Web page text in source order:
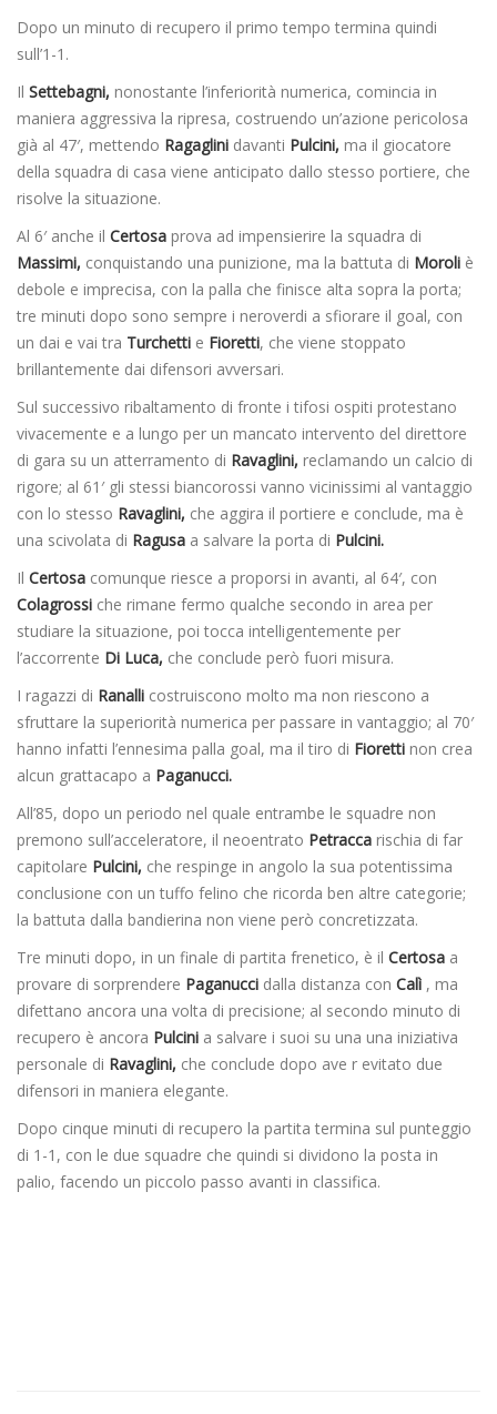
Dopo un minuto di recupero il primo tempo termina quindi
sull’1-1.
Il Settebagni, nonostante l’inferiorità numerica, comincia in
maniera aggressiva la ripresa, costruendo un’azione pericolosa
già al 47′, mettendo Ragaglini davanti Pulcini, ma il giocatore
della squadra di casa viene anticipato dallo stesso portiere, che
risolve la situazione.
Al 6′ anche il Certosa prova ad impensierire la squadra di
Massimi, conquistando una punizione, ma la battuta di Moroli è
debole e imprecisa, con la palla che finisce alta sopra la porta;
tre minuti dopo sono sempre i neroverdi a sfiorare il goal, con
un dai e vai tra Turchetti e Fioretti, che viene stoppato
brillantemente dai difensori avversari.
Sul successivo ribaltamento di fronte i tifosi ospiti protestano
vivacemente e a lungo per un mancato intervento del direttore
di gara su un atterramento di Ravaglini, reclamando un calcio di
rigore; al 61′ gli stessi biancorossi vanno vicinissimi al vantaggio
con lo stesso Ravaglini, che aggira il portiere e conclude, ma è
una scivolata di Ragusa a salvare la porta di Pulcini.
Il Certosa comunque riesce a proporsi in avanti, al 64′, con
Colagrossi che rimane fermo qualche secondo in area per
studiare la situazione, poi tocca intelligentemente per
l’accorrente Di Luca, che conclude però fuori misura.
I ragazzi di Ranalli costruiscono molto ma non riescono a
sfruttare la superiorità numerica per passare in vantaggio; al 70′
hanno infatti l’ennesima palla goal, ma il tiro di Fioretti non crea
alcun grattacapo a Paganucci.
All’85, dopo un periodo nel quale entrambe le squadre non
premono sull’acceleratore, il neoentrato Petracca rischia di far
capitolare Pulcini, che respinge in angolo la sua potentissima
conclusione con un tuffo felino che ricorda ben altre categorie;
la battuta dalla bandierina non viene però concretizzata.
Tre minuti dopo, in un finale di partita frenetico, è il Certosa a
provare di sorprendere Paganucci dalla distanza con Calì , ma
difettano ancora una volta di precisione; al secondo minuto di
recupero è ancora Pulcini a salvare i suoi su una una iniziativa
personale di Ravaglini, che conclude dopo ave r evitato due
difensori in maniera elegante.
Dopo cinque minuti di recupero la partita termina sul punteggio
di 1-1, con le due squadre che quindi si dividono la posta in
palio, facendo un piccolo passo avanti in classifica.